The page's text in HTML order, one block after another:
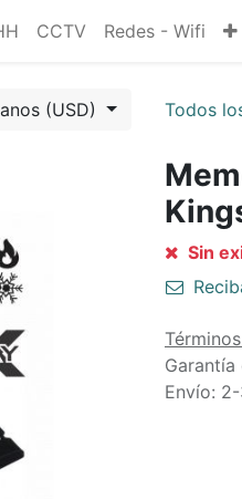
CCTV Redes - Wifi
(USD) Todos
Sin
Envío: